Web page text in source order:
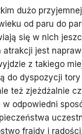
dużo
od paru do
się w nich
atrakcji jest
z takiego
do dyspozycji
też zjeżdżalnie
odpowiedni
frajdy i